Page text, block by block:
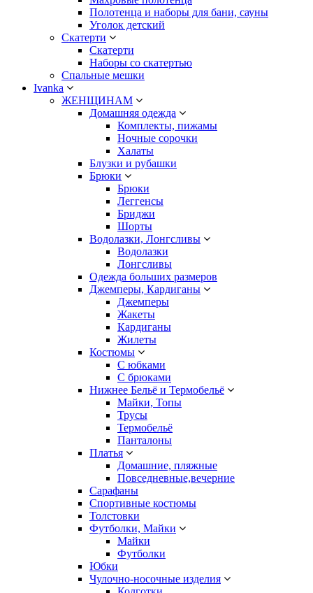
Полотенца и наборы для бани, сауны
Уголок детский
Скатерти
Скатерти
Наборы со скатертью
Спальные мешки
Ivanka
ЖЕНЩИНАМ
Домашняя одежда
Комплекты, пижамы
Ночные сорочки
Халаты
Блузки и рубашки
Брюки
Брюки
Леггенсы
Бриджи
Шорты
Водолазки, Лонгсливы
Водолазки
Лонгсливы
Одежда больших размеров
Джемперы, Кардиганы
Джемперы
Жакеты
Кардиганы
Жилеты
Костюмы
С юбками
С брюками
Нижнее Бельё и Термобельё
Майки, Топы
Трусы
Термобельё
Панталоны
Платья
Домашние, пляжные
Повседневные,вечерние
Сарафаны
Спортивные костюмы
Толстовки
Футболки, Майки
Майки
Футболки
Юбки
Чулочно-носочные изделия